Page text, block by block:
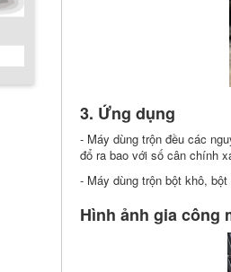
3. Ứng dụng
- Máy dùng trộn đều các
đổ ra bao với số cân chính
- Máy dùng trộn bột khô,
Hình ảnh gia công